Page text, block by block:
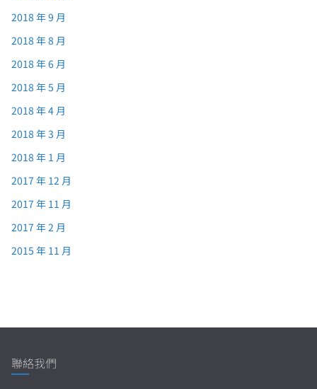
2018 年 9 月
2018 年 8 月
2018 年 6 月
2018 年 5 月
2018 年 4 月
2018 年 3 月
2018 年 1 月
2017 年 12 月
2017 年 11 月
2017 年 2 月
2015 年 11 月
聯絡我們